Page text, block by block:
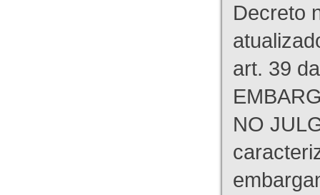
Decreto
art. 39
NO